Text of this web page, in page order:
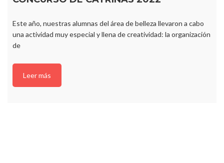
Este año, nuestras alumnas del área de belleza llevaron a cabo
una actividad muy especial y llena de creatividad: la organización
de
Leer más